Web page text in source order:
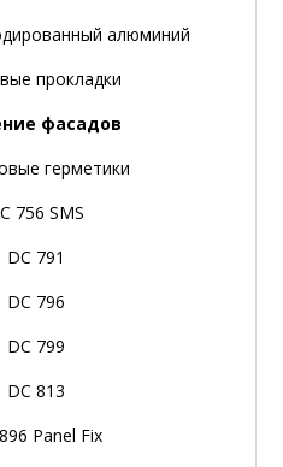
алюминий
прокладки
фасадов
герметики
756 SMS
DC 791
DC 796
DC 799
DC 813
Panel Fix